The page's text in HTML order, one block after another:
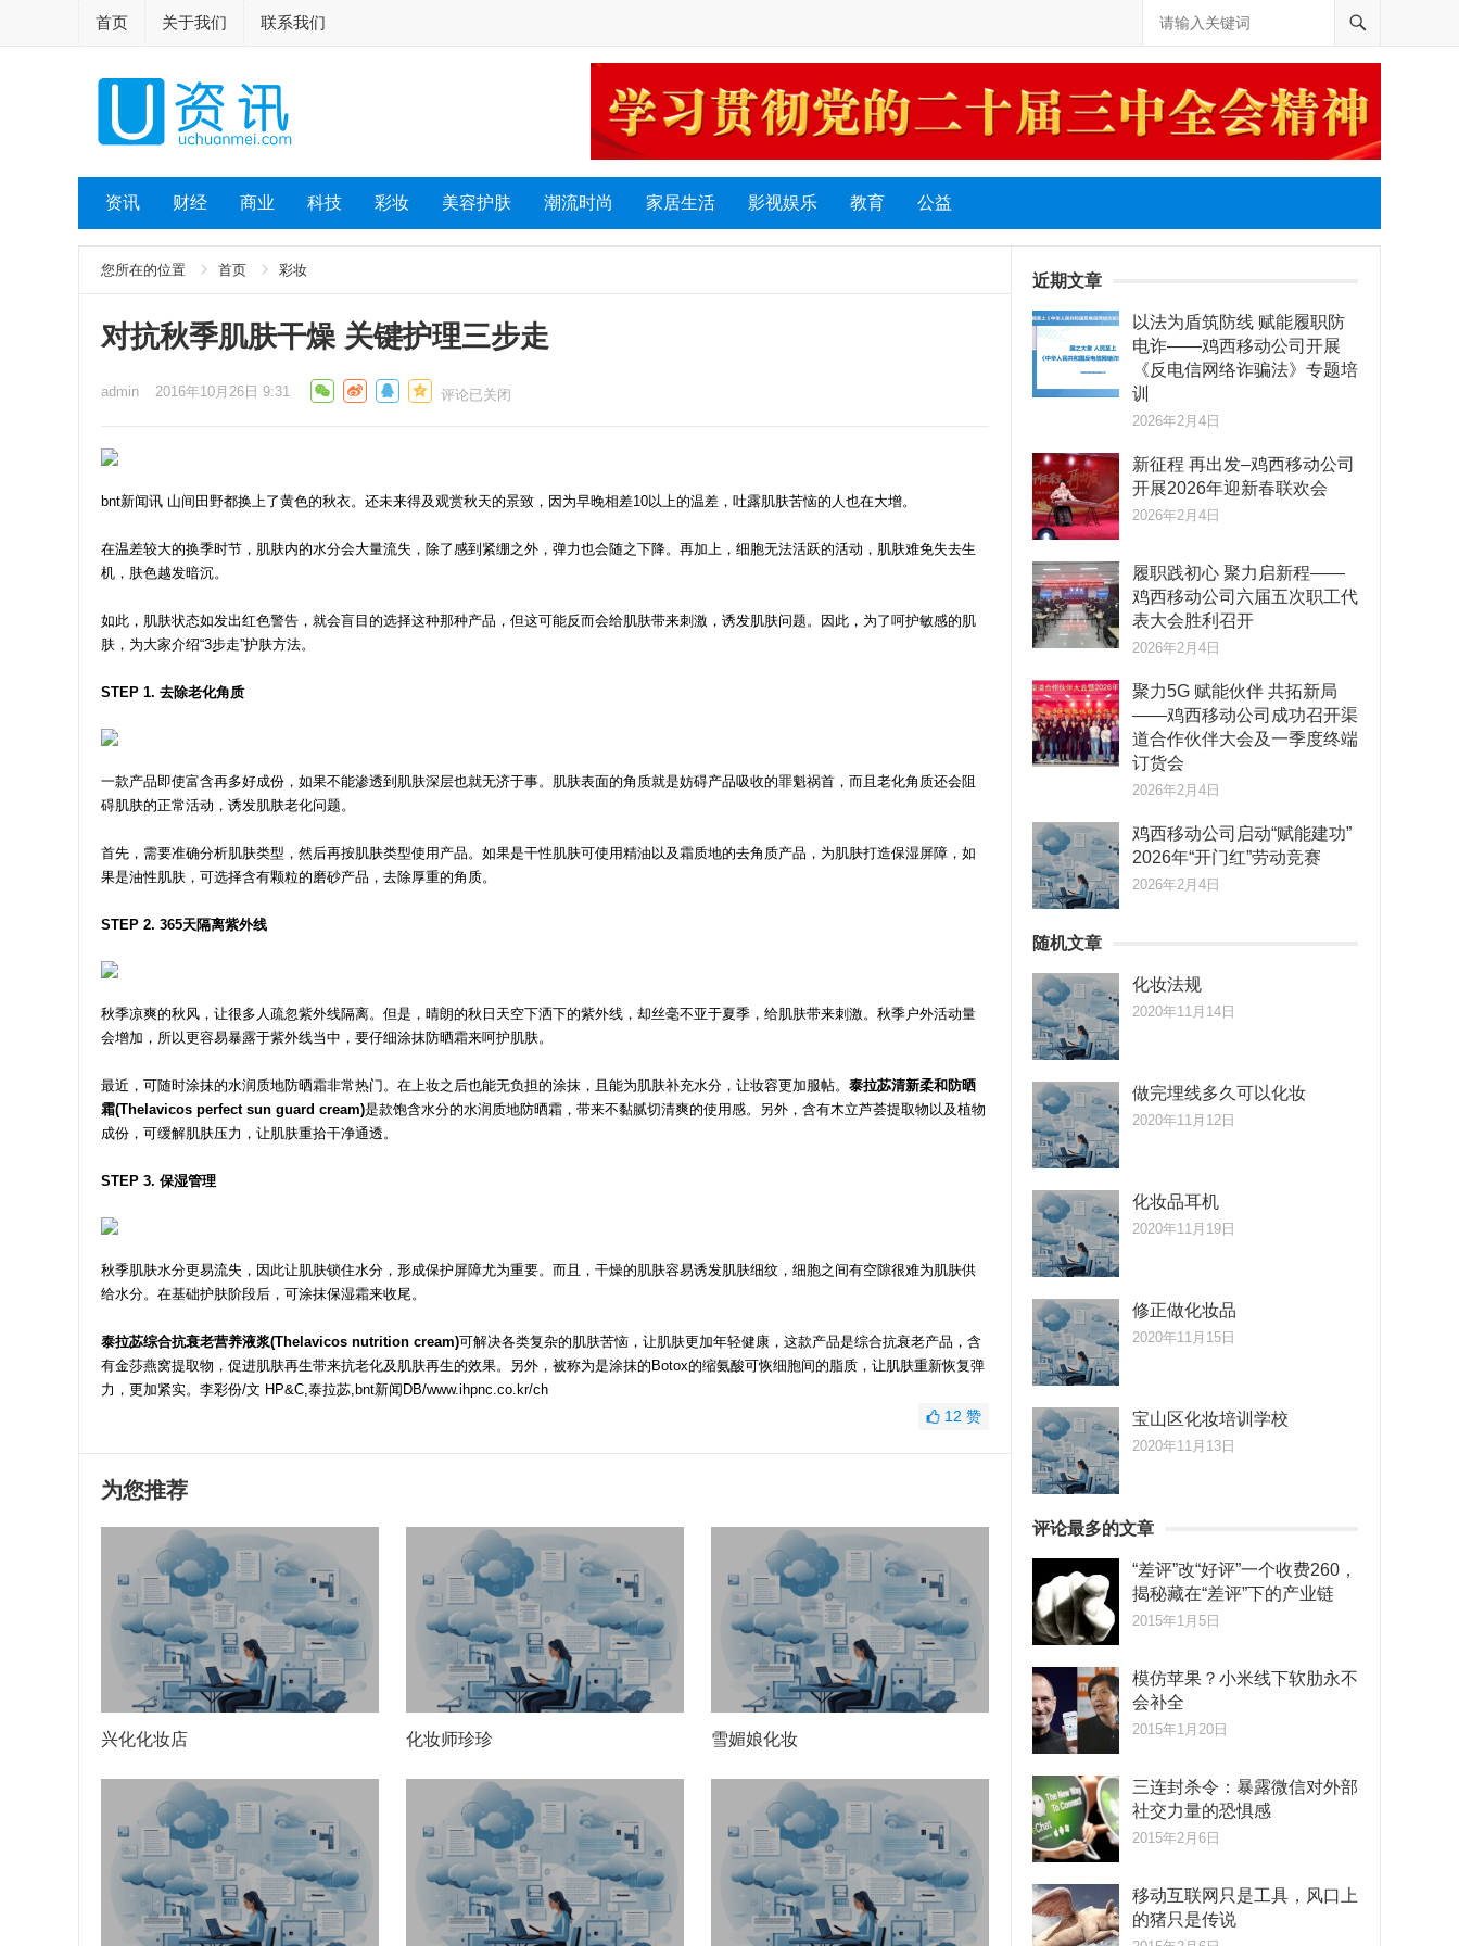
首页 关于我们 联系我们
资讯 财经 商业 科技 彩妆 美容护肤 潮流时尚 家居生活 影视娱乐 教育 公益
您所在的位置 首页 彩妆
对抗秋季肌肤干燥 关键护理三步走
admin 2016年10月26日 9:31 评论已关闭
bnt新闻讯 山间田野都换上了黄色的秋衣。还未来得及观赏秋天的景致，因为早晚相差10以上的温差，吐露肌肤苦恼的人也在大增。
在温差较大的换季时节，肌肤内的水分会大量流失，除了感到紧绷之外，弹力也会随之下降。再加上，细胞无法活跃的活动，肌肤难免失去生
机，肤色越发暗沉。
如此，肌肤状态如发出红色警告，就会盲目的选择这种那种产品，但这可能反而会给肌肤带来刺激，诱发肌肤问题。因此，为了呵护敏感的肌
肤，为大家介绍“3步走”护肤方法。
STEP 1. 去除老化角质
一款产品即使富含再多好成份，如果不能渗透到肌肤深层也就无济于事。肌肤表面的角质就是妨碍产品吸收的罪魁祸首，而且老化角质还会阻
碍肌肤的正常活动，诱发肌肤老化问题。
首先，需要准确分析肌肤类型，然后再按肌肤类型使用产品。如果是干性肌肤可使用精油以及霜质地的去角质产品，为肌肤打造保湿屏障，如
果是油性肌肤，可选择含有颗粒的磨砂产品，去除厚重的角质。
STEP 2. 365天隔离紫外线
秋季凉爽的秋风，让很多人疏忽紫外线隔离。但是，晴朗的秋日天空下洒下的紫外线，却丝毫不亚于夏季，给肌肤带来刺激。秋季户外活动量
会增加，所以更容易暴露于紫外线当中，要仔细涂抹防晒霜来呵护肌肤。
最近，可随时涂抹的水润质地防晒霜非常热门。在上妆之后也能无负担的涂抹，且能为肌肤补充水分，让妆容更加服帖。 泰拉苾清新柔和防晒
霜(Thelavicos perfect sun guard cream)是款饱含水分的水润质地防晒霜，带来不黏腻切清爽的使用感。另外，含有木立芦荟提取物以及植物
成份，可缓解肌肤压力，让肌肤重拾干净通透。
STEP 3. 保湿管理
秋季肌肤水分更易流失，因此让肌肤锁住水分，形成保护屏障尤为重要。而且，干燥的肌肤容易诱发肌肤细纹，细胞之间有空隙很难为肌肤供
给水分。在基础护肤阶段后，可涂抹保湿霜来收尾。
泰拉苾综合抗衰老营养液浆(Thelavicos nutrition cream)可解决各类复杂的肌肤苦恼，让肌肤更加年轻健康，这款产品是综合抗衰老产品，含
有金莎燕窝提取物，促进肌肤再生带来抗老化及肌肤再生的效果。另外，被称为是涂抹的Botox的缩氨酸可恢细胞间的脂质，让肌肤重新恢复弹
力，更加紧实。李彩份/文 HP&C,泰拉苾,bnt新闻DB/www.ihpnc.co.kr/ch
12 赞
为您推荐
兴化化妆店 化妆师珍珍 雪媚娘化妆
近期文章
以法为盾筑防线 赋能履职防
电诈——鸡西移动公司开展
《反电信网络诈骗法》专题培
训
2026年2月4日
新征程 再出发–鸡西移动公司
开展2026年迎新春联欢会
2026年2月4日
履职践初心 聚力启新程——
鸡西移动公司六届五次职工代
表大会胜利召开
2026年2月4日
聚力5G 赋能伙伴 共拓新局
——鸡西移动公司成功召开渠
道合作伙伴大会及一季度终端
订货会
2026年2月4日
鸡西移动公司启动“赋能建功”
2026年“开门红”劳动竞赛
2026年2月4日
随机文章
化妆法规
2020年11月14日
做完埋线多久可以化妆
2020年11月12日
化妆品耳机
2020年11月19日
修正做化妆品
2020年11月15日
宝山区化妆培训学校
2020年11月13日
评论最多的文章
“差评”改“好评”一个收费260，
揭秘藏在“差评”下的产业链
2015年1月5日
模仿苹果？小米线下软肋永不
会补全
2015年1月20日
三连封杀令：暴露微信对外部
社交力量的恐惧感
2015年2月6日
移动互联网只是工具，风口上
的猪只是传说